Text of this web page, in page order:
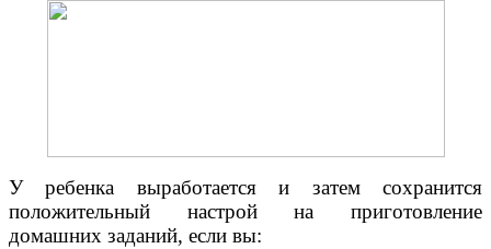
У ребенка выработается и затем сохранится
положительный настрой на приготовление
домашних заданий, если вы: